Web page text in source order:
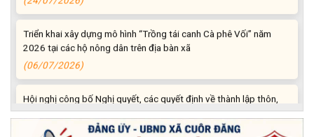
Triển khai xây dựng mô hình “Trồng tái canh Cà phê Vối” năm
2026 tại các hộ nông dân trên địa bàn xã
(06/07/2026)
Hội nghị công bố Nghị quyết, các quyết định về thành lập thôn,
buôn, thành lập tổ chức Đảng, chỉ định cấp ủy, trưởng các thôn,
buôn, trưởng Ban công tác Mặt trận các thôn, buôn